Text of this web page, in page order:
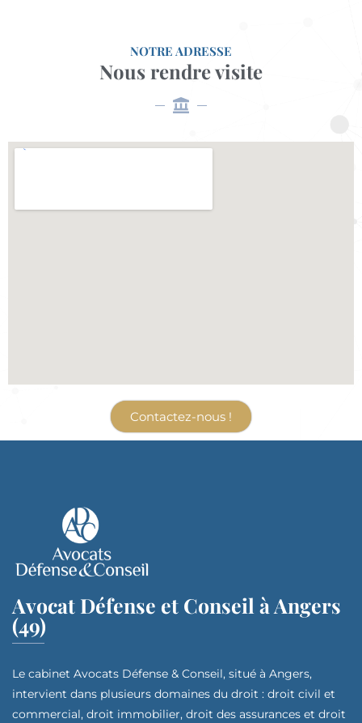
NOTRE ADRESSE
Nous rendre visite
Contactez-nous !
Avocat Défense et Conseil à Angers
(49)
Le cabinet Avocats Défense & Conseil, situé à Angers,
intervient dans plusieurs domaines du droit : droit civil et
commercial, droit immobilier, droit des assurances et droit